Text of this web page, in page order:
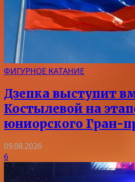
ФИГУРНОЕ КАТАНИЕ
Дзепка выступит
Костылевой на
юниорского Гран-
09.08.2026
6